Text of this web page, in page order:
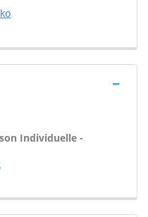
Individuelle -